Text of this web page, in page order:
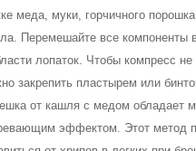
меда, муки, горчичного
Перемешайте все компоненты
лопаток. Чтобы компресс не
закрепить пластырем или
от кашля с медом обладает
эффектом. Этот метод